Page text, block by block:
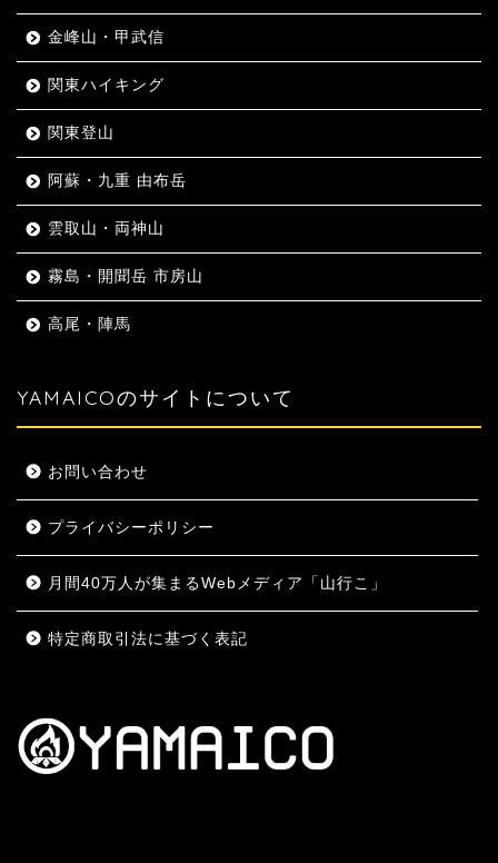
金峰山・甲武信
関東ハイキング
関東登山
阿蘇・九重 由布岳
雲取山・両神山
霧島・開聞岳 市房山
高尾・陣馬
YAMAICOのサイトについて
お問い合わせ
プライバシーポリシー
月間40万人が集まるWebメディア「山行こ」
特定商取引法に基づく表記